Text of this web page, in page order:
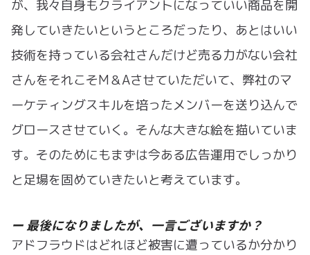
が、我々自身もクライアントになっていい商品を開
発していきたいというところだったり、あとはいい
技術を持っている会社さんだけど売る力がない会社
さんをそれこそM＆Aさせていただいて、弊社のマ
ーケティングスキルを培ったメンバーを送り込んで
グロースさせていく。そんな大きな絵を描いていま
す。そのためにもまずは今ある広告運用でしっかり
と足場を固めていきたいと考えています。
ー 最後になりましたが、一言ございますか？
アドフラウドはどれほど被害に遭っているか分かり